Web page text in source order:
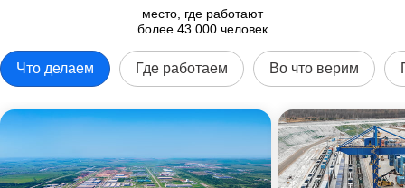
место, где работают
более 43 000 человек
Что делаем Где работаем Во что верим